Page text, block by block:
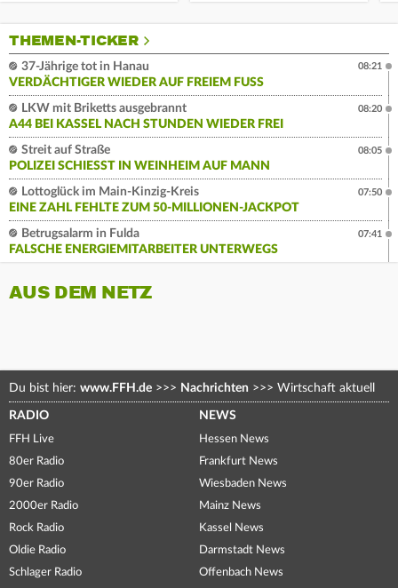
THEMEN-TICKER
37-Jährige tot in Hanau
VERDÄCHTIGER WIEDER AUF FREIEM FUSS
08:21
LKW mit Briketts ausgebrannt
A44 BEI KASSEL NACH STUNDEN WIEDER FREI
08:20
Streit auf Straße
POLIZEI SCHIESST IN WEINHEIM AUF MANN
08:05
Lottoglück im Main-Kinzig-Kreis
EINE ZAHL FEHLTE ZUM 50-MILLIONEN-JACKPOT
07:50
Betrugsalarm in Fulda
FALSCHE ENERGIEMITARBEITER UNTERWEGS
07:41
AUS DEM NETZ
Du bist hier: www.FFH.de >>> Nachrichten >>> Wirtschaft aktuell
RADIO
FFH Live
80er Radio
90er Radio
2000er Radio
Rock Radio
Oldie Radio
Schlager Radio
NEWS
Hessen News
Frankfurt News
Wiesbaden News
Mainz News
Kassel News
Darmstadt News
Offenbach News